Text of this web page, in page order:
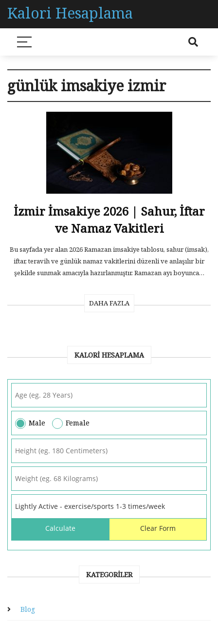
Kalori Hesaplama
günlük imsakiye izmir
İzmir İmsakiye 2026 | Sahur, İftar
ve Namaz Vakitleri
Bu sayfada yer alan 2026 Ramazan imsakiye tablosu, sahur (imsak),
iftar, teravih ve günlük namaz vakitlerini düzenli ve anlaşılır bir
şekilde sunmak amacıyla hazırlanmıştır. Ramazan ayı boyunca…
DAHA FAZLA
KALORI HESAPLAMA
Male Female
KATEGORILER
Blog